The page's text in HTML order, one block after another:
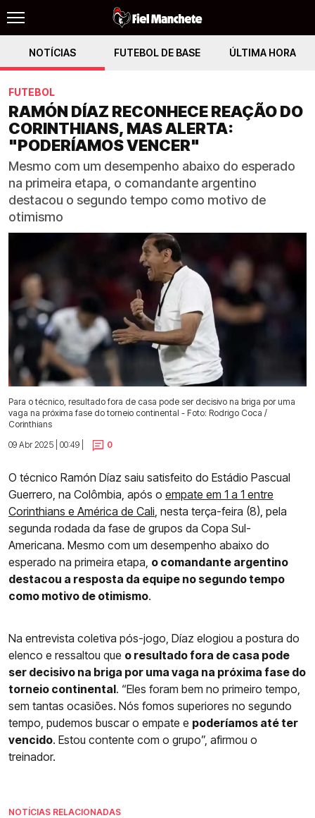
NOTÍCIAS FUTEBOL DE BASE ÚLTIMA HORA
FUTEBOL
RAMÓN DÍAZ RECONHECE REAÇÃO DO
CORINTHIANS, MAS ALERTA:
"PODERÍAMOS VENCER"
Mesmo com um desempenho abaixo do esperado
na primeira etapa, o comandante argentino
destacou o segundo tempo como motivo de
otimismo
Para o técnico, resultado fora de casa pode ser decisivo na briga por uma
vaga na próxima fase do torneio continental - Foto: Rodrigo Coca /
Corinthians
09 Abr 2025 | 00:49 |
0
O técnico Ramón Díaz saiu satisfeito do Estádio Pascual
Guerrero, na Colômbia, após o empate em 1 a 1 entre
Corinthians e América de Cali , nesta terça-feira (8), pela
segunda rodada da fase de grupos da Copa Sul-
Americana. Mesmo com um desempenho abaixo do
esperado na primeira etapa, o comandante argentino
destacou a resposta da equipe no segundo tempo
como motivo de otimismo.
Na entrevista coletiva pós-jogo, Díaz elogiou a postura do
elenco e ressaltou que o resultado fora de casa pode
ser decisivo na briga por uma vaga na próxima fase do
torneio continental. “Eles foram bem no primeiro tempo,
sem tantas ocasiões. Nós fomos superiores no segundo
tempo, pudemos buscar o empate e poderíamos até ter
vencido. Estou contente com o grupo”, afirmou o
treinador.
NOTÍCIAS RELACIONADAS